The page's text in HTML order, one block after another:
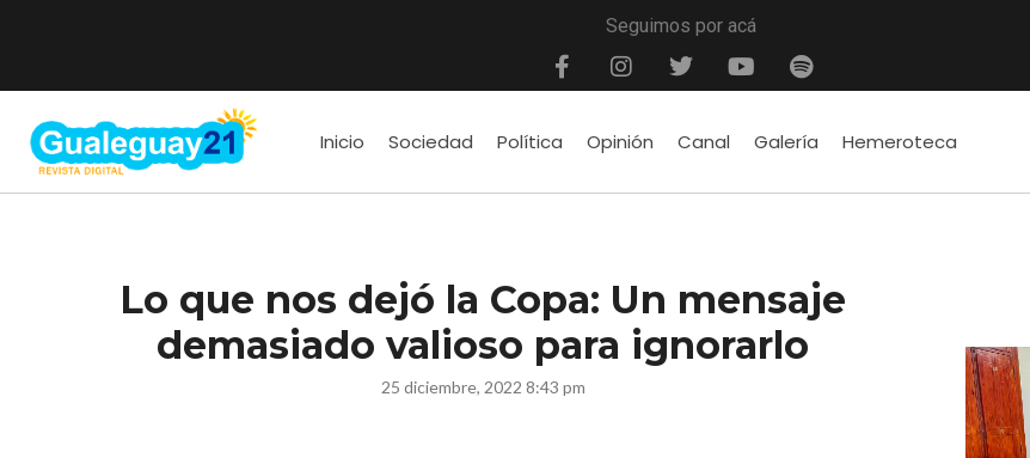
Seguimos por acá
Inicio Sociedad Política Opinión Canal Galería Hemeroteca
Lo que nos dejó la Copa: Un mensaje
demasiado valioso para ignorarlo
25 diciembre, 2022 8:43 pm